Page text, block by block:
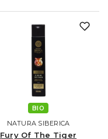
BIO
NATURA SIBERICA
Fury Of The Tiger